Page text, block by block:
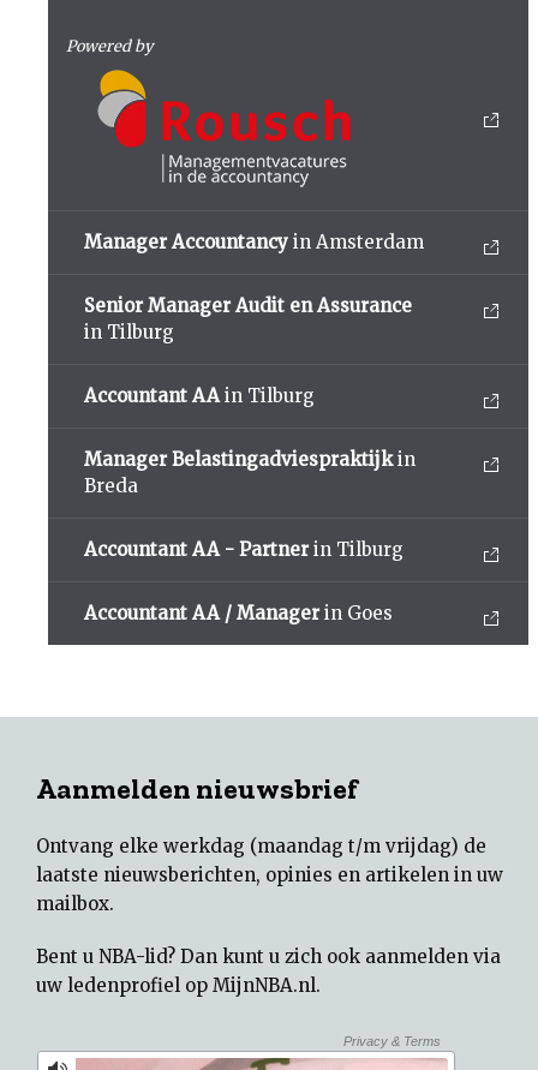
Powered by
Manager Accountancy in Amsterdam
Senior Manager Audit en Assurance
in Tilburg
Accountant AA in Tilburg
Manager Belastingadviespraktijkin
Breda
Accountant AA - Partner in Tilburg
Accountant AA / Manager in Goes
Aanmelden nieuwsbrief
Ontvang elke werkdag (maandag t/m vrijdag) de
laatste nieuwsberichten, opinies en artikelen in uw
mailbox.
Bent u NBA-lid? Dan kunt u zich ook aanmelden via
uw ledenprofiel op MijnNBA.nl.